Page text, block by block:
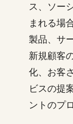
ス、ソー
まれる場
製品、サ
新規顧客
化、お客
ビスの提
ントのプ